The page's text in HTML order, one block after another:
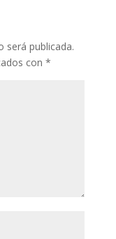
será publicada.
con *